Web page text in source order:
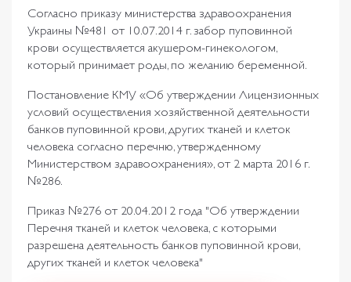
Согласно приказу министерства здравоохранения
Украины №481 от 10.07.2014 г. забор пуповинной
крови осуществляется акушером-гинекологом,
который принимает роды, по желанию беременной.
Постановление КМУ «Об утверждении Лицензионных
условий осуществления хозяйственной деятельности
банков пуповинной крови, других тканей и клеток
человека согласно перечню, утвержденному
Министерством здравоохранения», от 2 марта 2016 г.
№286.
Приказ №276 от 20.04.2012 года "Об утверждении
Перечня тканей и клеток человека, с которыми
разрешена деятельность банков пуповинной крови,
других тканей и клеток человека"